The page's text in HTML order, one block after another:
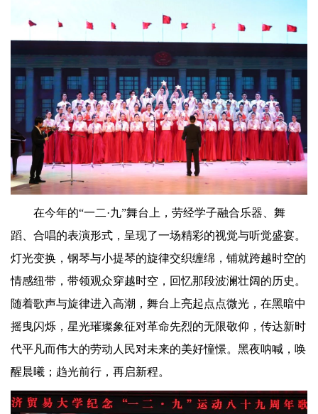
在今年的“一二·九”舞台上，劳经学子融合乐器、舞
蹈、合唱的表演形式，呈现了一场精彩的视觉与听觉盛宴。
灯光变换，钢琴与小提琴的旋律交织缠绵，铺就跨越时空的
情感纽带，带领观众穿越时空，回忆那段波澜壮阔的历史。
随着歌声与旋律进入高潮，舞台上亮起点点微光，在黑暗中
摇曳闪烁，星光璀璨象征对革命先烈的无限敬仰，传达新时
代平凡而伟大的劳动人民对未来的美好憧憬。黑夜呐喊，唤
醒晨曦；趋光前行，再启新程。